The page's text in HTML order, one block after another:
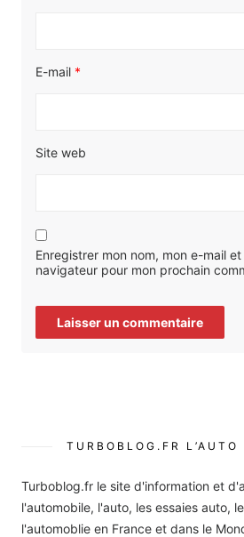
E-mail *
Site web
Enregistrer mon nom, mon e-mail
navigateur pour mon prochain
TURBOBLOG.FR
Turboblog.fr le site d'information et
l'automobile, l'auto, les essaies auto,
l'automoblie en France et dans le